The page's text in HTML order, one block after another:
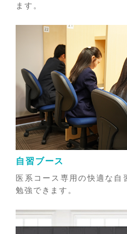
ます。
自習ブース
医系コース専用の快適な自
勉強できます。